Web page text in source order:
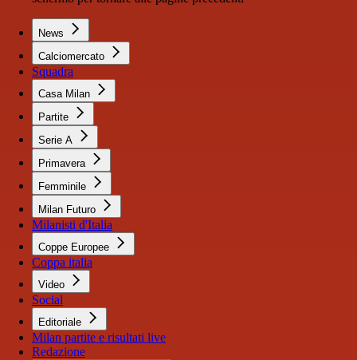
News
Calciomercato
Squadra
Casa Milan
Partite
Serie A
Primavera
Femminile
Milan Futuro
Milanisti d'Italia
Coppe Europee
Coppa italia
Video
Social
Editoriale
Milan partite e risultati live
Redazione